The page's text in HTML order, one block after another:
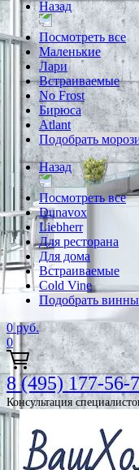
Назад
Посмотреть все
Маленькие
Лари
Встраиваемые
No Frost
Бирюса
Atlant
Подобрать
Назад
Посмотреть все
Dunavox
Liebherr
Для ресторана
Для дома
Встраиваемые
Cold Vine
Подобрать
0 руб.
0
8 (495) 177-56-
Консультация